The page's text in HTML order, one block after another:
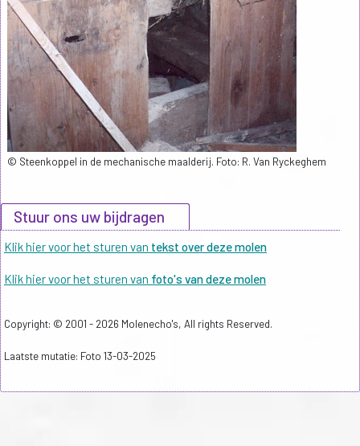
© Steenkoppel in de mechanische maalderij. Foto: R. Van Ryckeghem
Stuur ons uw bijdragen
Klik hier voor het sturen van tekst over deze molen
Klik hier voor het sturen van foto's van deze molen
Copyright: © 2001 - 2026 Molenecho's, All rights Reserved.
Laatste mutatie: Foto 13-03-2025